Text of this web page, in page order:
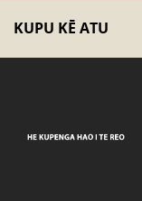
KUPU KĒ ATU